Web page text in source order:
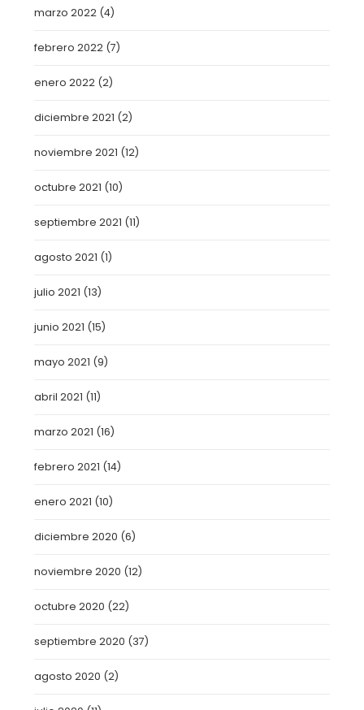
marzo 2022 (4)
febrero 2022 (7)
enero 2022 (2)
diciembre 2021 (2)
noviembre 2021 (12)
octubre 2021 (10)
septiembre 2021 (11)
agosto 2021 (1)
julio 2021 (13)
junio 2021 (15)
mayo 2021 (9)
abril 2021 (11)
marzo 2021 (16)
febrero 2021 (14)
enero 2021 (10)
diciembre 2020 (6)
noviembre 2020 (12)
octubre 2020 (22)
septiembre 2020 (37)
agosto 2020 (2)